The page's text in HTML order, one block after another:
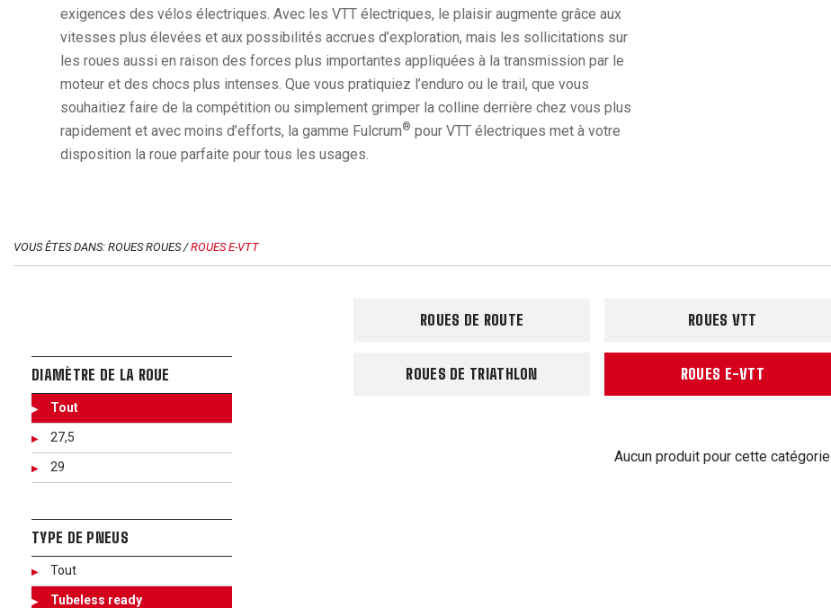
exigences des vélos électriques. Avec les VTT électriques, le plaisir augmente grâce aux
vitesses plus élevées et aux possibilités accrues d’exploration, mais les sollicitations sur
les roues aussi en raison des forces plus importantes appliquées à la transmission par le
moteur et des chocs plus intenses. Que vous pratiquiez l’enduro ou le trail, que vous
souhaitiez faire de la compétition ou simplement grimper la colline derrière chez vous plus
rapidement et avec moins d’efforts, la gamme Fulcrum® pour VTT électriques met à votre
disposition la roue parfaite pour tous les usages.
VOUS ÊTES DANS: ROUES ROUES /ROUES E-VTT
DIAMÈTRE DE LA ROUE
Tout
27,5
29
TYPE DE PNEUS
Tout
Tubeless ready
ROUES DE ROUTE ROUES VTT
ROUES DE TRIATHLON ROUES E-VTT
Aucun produit pour cette catégorie